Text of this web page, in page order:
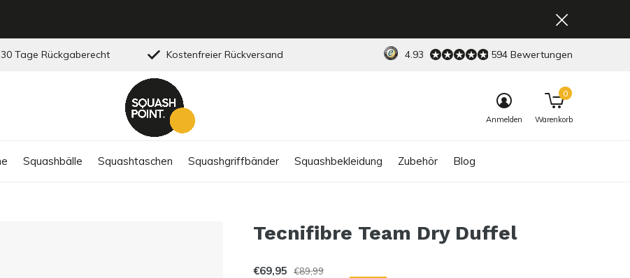
Squashbälle Squashtaschen Squashgriffbänder Squashbekleidung Zubehör Blog
Anmelden Warenkorb
0
30 Tage Rückgaberecht Kostenfreier Rückversand 4.93 594 Bewertungen
Tecnifibre Team Dry Duffel
€69,95
€89,99